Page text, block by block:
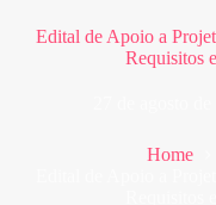
Edital de Apoio a
Requisitos
Home